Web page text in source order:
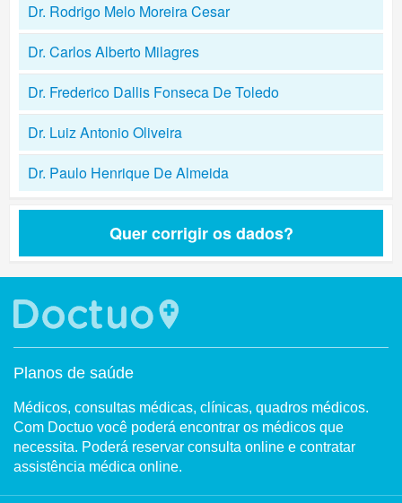
Dr. Rodrigo Melo Moreira Cesar
Dr. Carlos Alberto Milagres
Dr. Frederico Dallis Fonseca De Toledo
Dr. Luiz Antonio Oliveira
Dr. Paulo Henrique De Almeida
Quer corrigir os dados?
Planos de saúde
Médicos, consultas médicas, clínicas, quadros médicos.
Com Doctuo você poderá encontrar os médicos que
necessita. Poderá reservar consulta online e contratar
assistência médica online.